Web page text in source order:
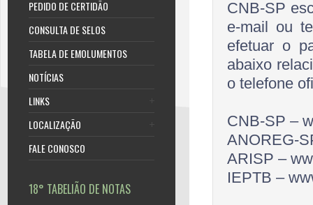
PEDIDO DE CERTIDÃO
CONSULTA DE SELOS
TABELA DE EMOLUMENTOS
NOTÍCIAS
LINKS
LOCALIZAÇÃO
FALE CONOSCO
18° TABELIÃO DE NOTAS
CNB-SP
e-mail ou
efetuar o
abaixo
o telefone
CNB-SP –
ANOREG-
ARISP –
IEPTB –